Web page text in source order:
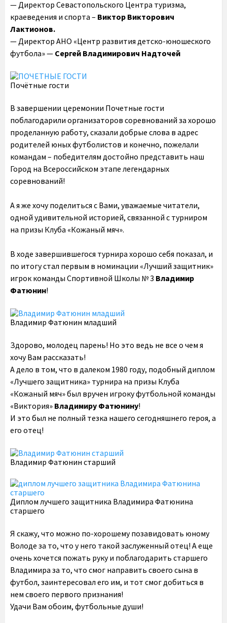
— Директор Севастопольского Центра туризма,
краеведения и спорта – Виктор Викторович
Лактионов.
— Директор АНО «Центр развития детско-юношеского
футбола» — Сергей Владимирович Надточей
Почётные гости
В завершении церемонии Почетные гости
поблагодарили организаторов соревнований за хорошо
проделанную работу, сказали добрые слова в адрес
родителей юных футболистов и конечно, пожелали
командам – победителям достойно представить наш
Город на Всероссийском этапе легендарных
соревнований!
А я же хочу поделиться с Вами, уважаемые читатели,
одной удивительной историей, связанной с турниром
на призы Клуба «Кожаный мяч».
В ходе завершившегося турнира хорошо себя показал, и
по итогу стал первым в номинации «Лучший защитник»
игрок команды Спортивной Школы № 3 Владимир
Фатюнин!
Владимир Фатюнин младший
Здорово, молодец парень! Но это ведь не все о чем я
хочу Вам рассказать!
А дело в том, что в далеком 1980 году, подобный диплом
«Лучшего защитника» турнира на призы Клуба
«Кожаный мяч» был вручен игроку футбольной команды
«Виктория» Владимиру Фатюнину!
И это был не полный тезка нашего сегодняшнего героя, а
его отец!
Владимир Фатюнин старший
Диплом лучшего защитника Владимира Фатюнина
старшего
Я скажу, что можно по-хорошему позавидовать юному
Володе за то, что у него такой заслуженный отец! А еще
очень хочется пожать руку и поблагодарить старшего
Владимира за то, что смог направить своего сына в
футбол, заинтересовал его им, и тот смог добиться в
нем своего первого признания!
Удачи Вам обоим, футбольные души!